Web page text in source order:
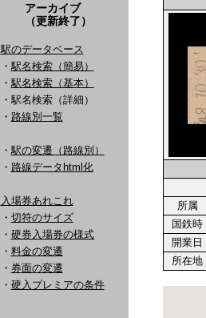
アーカイブ
（更新終了）
駅のデータベース
・ 駅名検索（簡易）
・ 駅名検索（基本）
・駅名検索（詳細）
・ 路線別一覧
・ 駅の変遷（路線別）
・ 路線データhtml化
入場券あれこれ
・ 切符のサイズ
・ 硬券入場券の様式
・ 料金の変遷
・ 券面の変遷
・ 硬入プレミアの条件
所属
国鉄時
開業日
所在地